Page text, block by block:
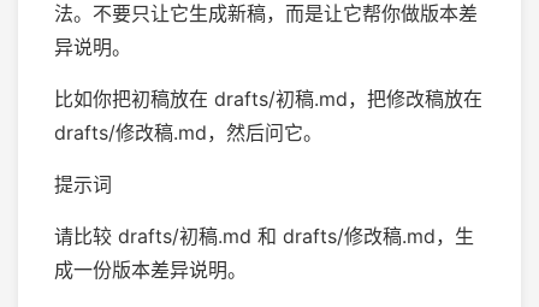
法。不要只让它生成新稿，而是让它帮你做版本差
异说明。
比如你把初稿放在 drafts/初稿.md，把修改稿放在
drafts/修改稿.md，然后问它。
提示词
请比较 drafts/初稿.md 和 drafts/修改稿.md，生
成一份版本差异说明。